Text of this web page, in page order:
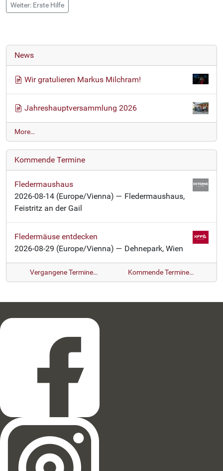
Weiter: Erste Hilfe
News
Wir gratulieren Markus Milchram!
Jahreshauptversammlung 2026
N
e
w
s
-
More…
Kommende Termine
Fledermaushaus
2026-08-14 (Europe/Vienna) — Fledermaushaus,
Feistritz an der Gail
Fledermäuse entdecken
2026-08-29 (Europe/Vienna) — Dehnepark, Wien
Vergangene Termine… Kommende Termine…